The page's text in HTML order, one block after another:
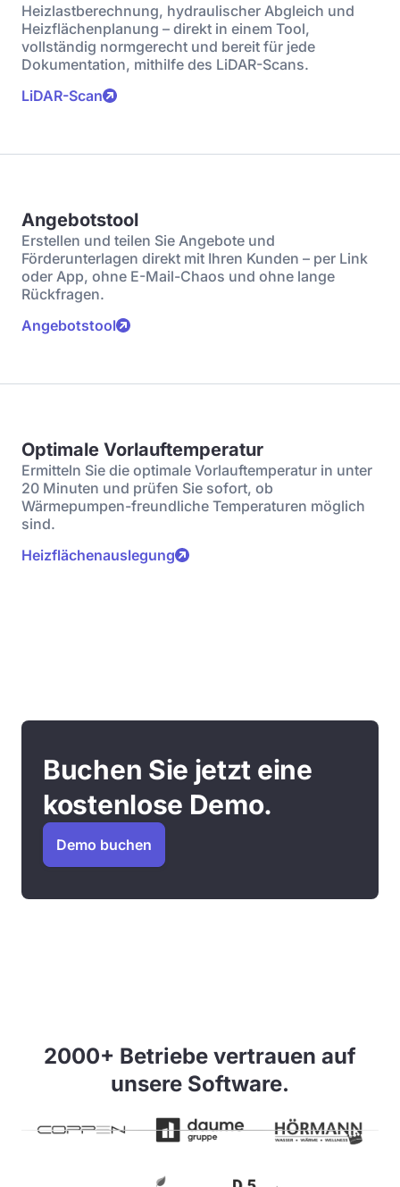
Heizlastberechnung, hydraulischer Abgleich und
Heizflächenplanung – direkt in einem Tool,
vollständig normgerecht und bereit für jede
Dokumentation, mithilfe des LiDAR-Scans.
LiDAR-Scan
Angebotstool
Erstellen und teilen Sie Angebote und
Förderunterlagen direkt mit Ihren Kunden – per Link
oder App, ohne E-Mail-Chaos und ohne lange
Rückfragen.
Angebotstool
Optimale Vorlauftemperatur
Ermitteln Sie die optimale Vorlauftemperatur in unter
20 Minuten und prüfen Sie sofort, ob
Wärmepumpen-freundliche Temperaturen möglich
sind.
Heizflächenauslegung
Buchen Sie jetzt eine
kostenlose Demo.
Demo buchen
2000+ Betriebe vertrauen auf
unsere Software.